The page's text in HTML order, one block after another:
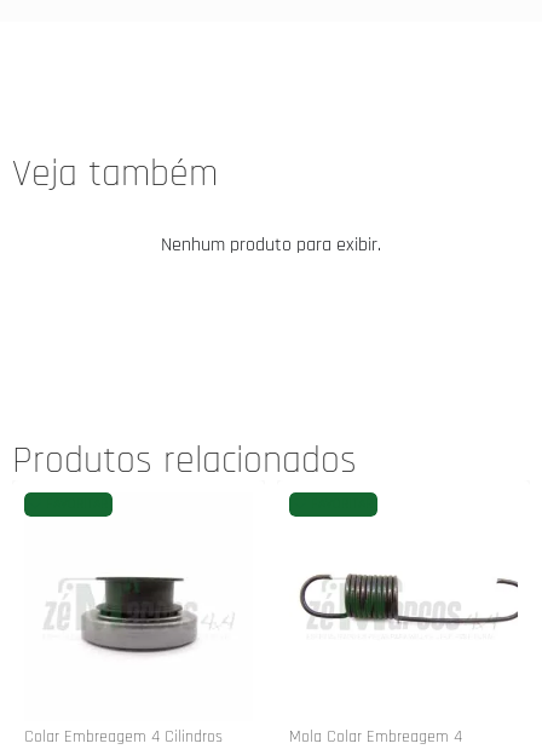
Veja também
Nenhum produto para exibir.
Produtos relacionados
Colar Embreagem 4 Cilindros
Mola Colar Embreagem 4